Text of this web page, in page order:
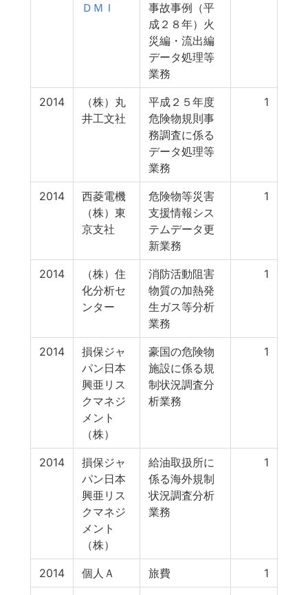
ＤＭＩ
事故事例（平
成２８年）火
災編・流出編
データ処理等
業務
2014
（株）丸
井工文社
平成２５年度
危険物規則事
務調査に係る
データ処理等
業務
1
2014
西菱電機
（株）東
京支社
危険物等災害
支援情報シス
テムデータ更
新業務
1
2014
（株）住
化分析セ
ンター
消防活動阻害
物質の加熱発
生ガス等分析
業務
1
2014
損保ジャ
パン日本
興亜リス
クマネジ
メント
（株）
豪国の危険物
施設に係る規
制状況調査分
析業務
1
2014
損保ジャ
パン日本
興亜リス
クマネジ
メント
（株）
給油取扱所に
係る海外規制
状況調査分析
業務
1
2014 個人Ａ 旅費 1